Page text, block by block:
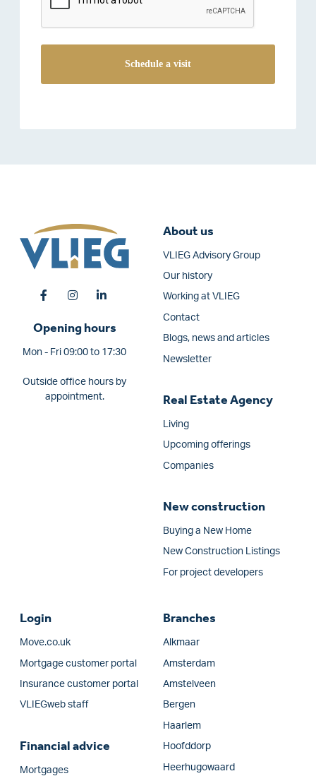
Opening hours
Mon - Fri 09:00 to 17:30
Outside office hours by
appointment.
About us
VLIEG Advisory Group
Our history
Working at VLIEG
Contact
Blogs, news and articles
Newsletter
Real Estate Agency
Living
Upcoming offerings
Companies
New construction
Buying a New Home
New Construction Listings
For project developers
Login
Move.co.uk
Mortgage customer portal
Insurance customer portal
VLIEGweb staff
Financial advice
Mortgages
Branches
Alkmaar
Amsterdam
Amstelveen
Bergen
Haarlem
Hoofddorp
Heerhugowaard